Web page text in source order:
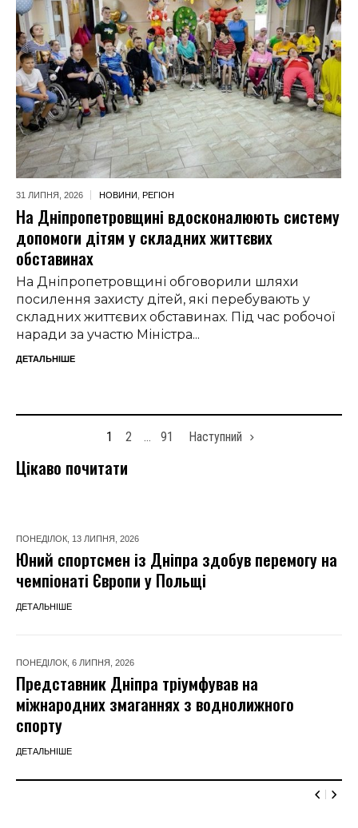
31 ЛИПНЯ, 2026 НОВИНИ РЕГІОН
На Дніпропетровщині вдосконалюють систему
допомоги дітям у складних життєвих
обставинах
На Дніпропетровщині обговорили шляхи
посилення захисту дітей, які перебувають у
складних життєвих обставинах. Під час робочої
наради за участю Міністра...
ДЕТАЛЬНІШЕ
1 2 … 91 Наступний
Цікаво почитати
ПОНЕДІЛОК, 13 ЛИПНЯ, 2026
Юний спортсмен із Дніпра здобув перемогу на
чемпіонаті Європи у Польщі
ДЕТАЛЬНІШЕ
ПОНЕДІЛОК, 6 ЛИПНЯ, 2026
Представник Дніпра тріумфував на
міжнародних змаганнях з воднолижного
спорту
ДЕТАЛЬНІШЕ